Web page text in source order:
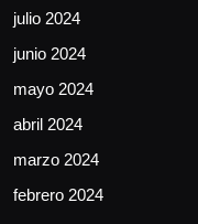
julio 2024
junio 2024
mayo 2024
abril 2024
marzo 2024
febrero 2024